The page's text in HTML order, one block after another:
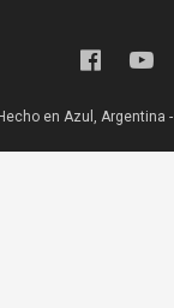
en Azul, Argentina -